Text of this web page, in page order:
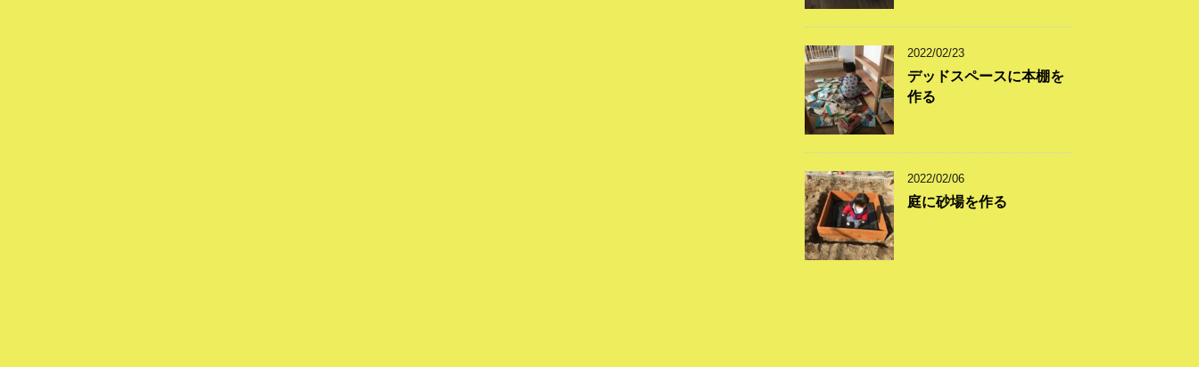
2022/02/23
デッドスペースに本棚を
作る
2022/02/06
庭に砂場を作る